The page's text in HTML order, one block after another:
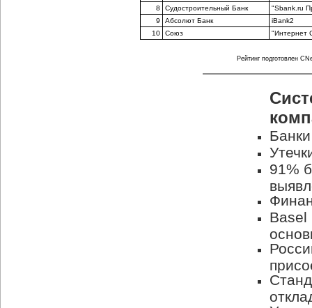
8 Судостроительный Банк
"Sbank.ru
9
Абсолют Банк
iBank2
10
Союз "Интернет
Рейтинг подготовлен
91%